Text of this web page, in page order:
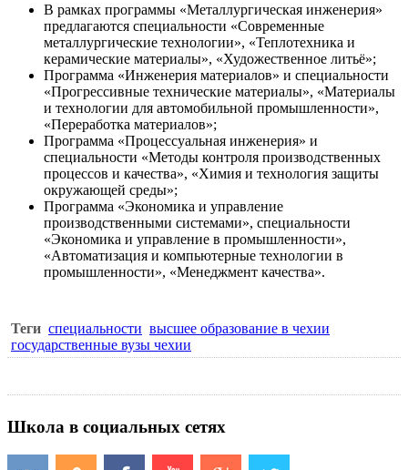
В рамках программы «Металлургическая инженерия»
предлагаются специальности «Современные
металлургические технологии», «Теплотехника и
керамические материалы», «Художественное литьё»;
Программа «Инженерия материалов» и специальности
«Прогрессивные технические материалы», «Материалы
и технологии для автомобильной промышленности»,
«Переработка материалов»;
Программа «Процессуальная инженерия» и
специальности «Методы контроля производственных
процессов и качества», «Химия и технология защиты
окружающей среды»;
Программа «Экономика и управление
производственными системами», специальности
«Экономика и управление в промышленности»,
«Автоматизация и компьютерные технологии в
промышленности», «Менеджмент качества».
Теги специальности высшее образование в чехии
государственные вузы чехии
Школа в социальных сетях